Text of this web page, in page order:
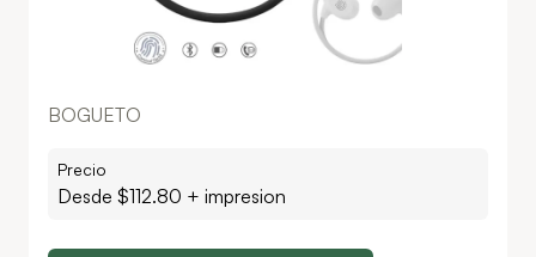
BOGUETO
Precio
Desde $112.80 + impresion